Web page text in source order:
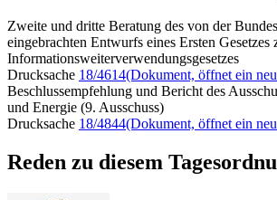
Zweite und dritte Beratung des von der
eingebrachten Entwurfs eines Ersten Gesetzes
Informationsweiterverwendungsgesetzes
Drucksache 18/4614(Dokument, öffnet ein
Beschlussempfehlung und Bericht des
und Energie (9. Ausschuss)
Drucksache 18/4844(Dokument, öffnet ein
Reden zu diesem